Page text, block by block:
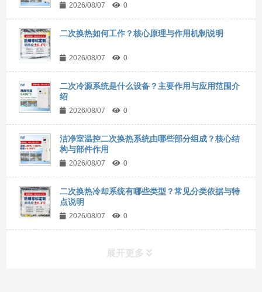
2026/08/07 0
二次换热如何工作？核心原理与作用机制说明
2026/08/07 0
二次冷源系统是什么设备？主要作用与应用范围介
绍
2026/08/07 0
洁净室温控二次换热系统由哪些部分组成？核心结
构与部件作用
2026/08/07 0
二次换热冷却系统有哪些类型？常见分类依据与特
点说明
2026/08/07 0
展开更多